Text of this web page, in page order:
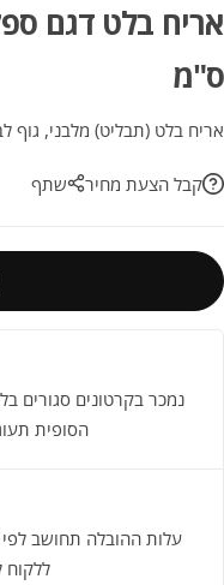
ס"מ
אריח בלט (תבליט) מלבני, גוף
קבל הצעת מחיר שתף
נמכר בקרטונים סגורים
הסופית
עלות ההובלה תחושב
ללקוח